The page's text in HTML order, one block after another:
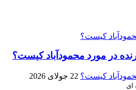
در مورد محمودآباد کیست؟
22 جولای 2026
ای